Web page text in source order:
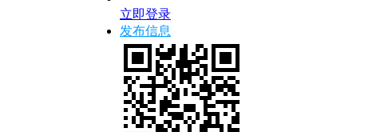
立即登录
发布信息